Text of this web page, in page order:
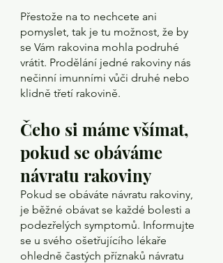
Přestože na to nechcete ani
pomyslet, tak je tu možnost, že by
se Vám rakovina mohla podruhé
vrátit. Prodělání jedné rakoviny nás
nečinní imunními vůči druhé nebo
klidně třetí rakovině.
Čeho si máme všímat,
pokud se obáváme
návratu rakoviny
Pokud se obáváte návratu rakoviny,
je běžné obávat se každé bolesti a
podezřelých symptomů. Informujte
se u svého ošetřujícího lékaře
ohledně častých příznaků návratu